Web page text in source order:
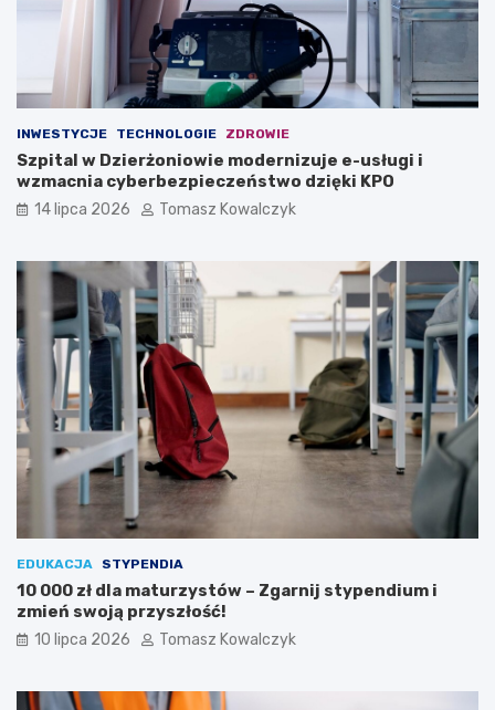
INWESTYCJE TECHNOLOGIE ZDROWIE
Szpital w Dzierżoniowie modernizuje e-usługi i
wzmacnia cyberbezpieczeństwo dzięki KPO
14 lipca 2026 Tomasz Kowalczyk
EDUKACJA STYPENDIA
10 000 zł dla maturzystów – Zgarnij stypendium i
zmień swoją przyszłość!
10 lipca 2026 Tomasz Kowalczyk